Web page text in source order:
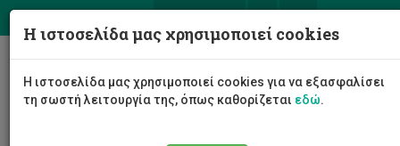
Η ιστοσελίδα μας χρησιμοποιεί cookies
Η ιστοσελίδα μας χρησιμοποιεί cookies για να εξασφαλίσει
τη σωστή λειτουργία της, όπως καθορίζεται εδώ.